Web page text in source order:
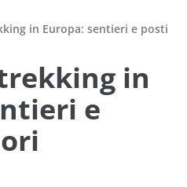
in Europa: sentieri e posti
in
e